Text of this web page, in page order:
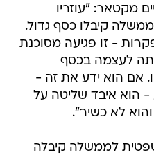
מקטאר: "עוזריו
קיבלו כסף גדול.
- זו פגיעה מסוכנת
לעצמה בכסף
אם הוא ידע את זה -
- הוא איבד שליטה על
לא כשיר".
לממשלה קיבלה